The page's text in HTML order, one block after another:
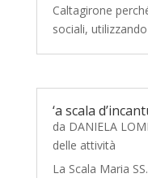
Caltagirone
sociali,
‘a scala
da DANIELA
delle attività
La Scala Maria